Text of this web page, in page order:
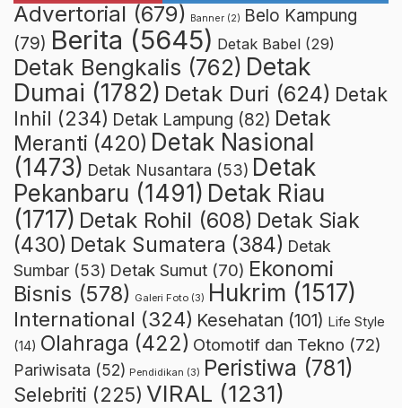
Advertorial (679) Banner (2) Belo Kampung
(79) Berita (5645) Detak Babel (29)
Detak Bengkalis (762) Detak
Dumai (1782) Detak Duri (624) Detak
Inhil (234) Detak Lampung (82) Detak
Meranti (420) Detak Nasional
(1473) Detak Nusantara (53) Detak
Pekanbaru (1491) Detak Riau
(1717) Detak Rohil (608) Detak Siak
(430) Detak Sumatera (384) Detak
Sumbar (53) Detak Sumut (70) Ekonomi
Bisnis (578) Galeri Foto (3) Hukrim (1517)
International (324) Kesehatan (101) Life Style
(14) Olahraga (422) Otomotif dan Tekno (72)
Pariwisata (52) Pendidikan (3) Peristiwa (781)
Selebriti (225) VIRAL (1231)